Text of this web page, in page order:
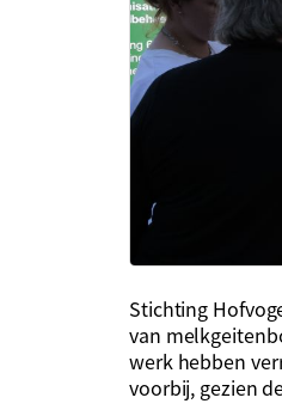
Stichting
van
werk hebben
voorbij, gezien